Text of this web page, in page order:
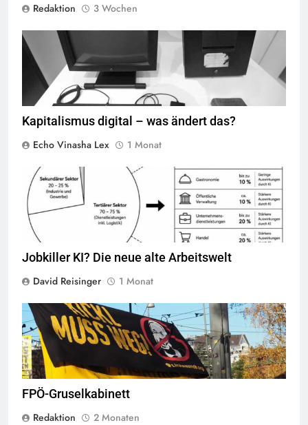
Redaktion
3 Wochen
Der NeXTcube diente 1990 am CERN als erster Webserver der Welt
und wurde von Tim Berners-Lee zur Entwicklung des World Wide
Web genutzt. Das Warnschild „This machine is a server. DO NOT
POWER IT DOWN!!“ sollte verhindern, dass der einzige Webserver
versehentlich ausgeschaltet wird. Heute ist der Originalrechner im
Science Museum in London ausgestellt,Quelle©
Kapitalismus digital – was ändert das?
Echo Vinasha Lex
1 Monat
© Chat GPT
Jobkiller KI? Die neue alte Arbeitswelt
David Reisinger
1 Monat
© linkswende.org,CC-BY-SA-1.0
FPÖ-Gruselkabinett
Redaktion
2 Monaten